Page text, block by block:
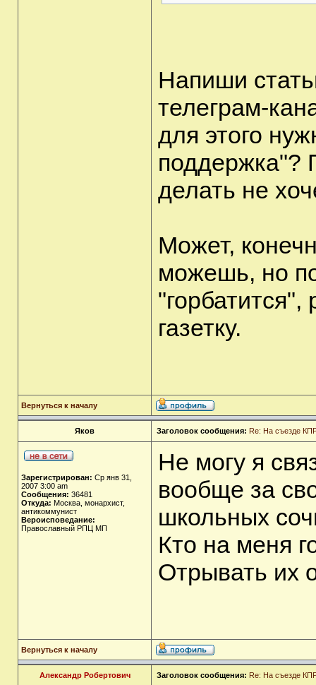
Напиши
телеграм-
для этого
поддержка"?
делать не
Может,
можешь, но
газетку.
Вернуться к началу
Яков Заголовок сообщения: Re: На съезде
Зарегистрирован: Ср янв 31,
2007 3:00 am
Сообщения: 36481
Откуда: Москва, монархист,
антикоммунист
Вероисповедание:
Православный РПЦ МП
Не могу я
вообще за
школьных
Кто на меня
Отрывать их
Вернуться к началу
Александр Робертович Заголовок сообщения: Re: На съезде